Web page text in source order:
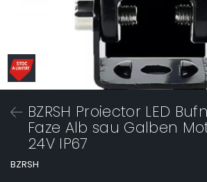
BZRSH Proiector LED
Faze Alb sau Galben
24V IP67
BZRSH